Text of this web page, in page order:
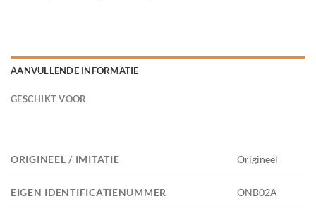
AANVULLENDE INFORMATIE
GESCHIKT VOOR
ORIGINEEL / IMITATIE Origineel
EIGEN IDENTIFICATIENUMMER ONB02A